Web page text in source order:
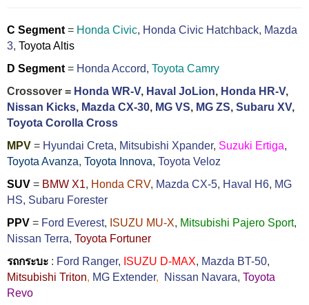
C Segment = Honda Civic, Honda Civic Hatchback, Mazda
3, Toyota Altis
D Segment = Honda Accord, Toyota Camry
Crossover = Honda WR-V, Haval JoLion, Honda HR-V,
Nissan Kicks, Mazda CX-30, MG VS, MG ZS, Subaru XV,
Toyota Corolla Cross
MPV = Hyundai Creta, Mitsubishi Xpander, Suzuki Ertiga,
Toyota Avanza, Toyota Innova, Toyota Veloz
SUV = BMW X1, Honda CRV, Mazda CX-5, Haval H6, MG
HS, Subaru Forester
PPV = Ford Everest, ISUZU MU-X, Mitsubishi Pajero Sport,
Nissan Terra, Toyota Fortuner
รถกระบะ : Ford Ranger, ISUZU D-MAX, Mazda BT-50,
Mitsubishi Triton, MG Extender, Nissan Navara, Toyota
Revo